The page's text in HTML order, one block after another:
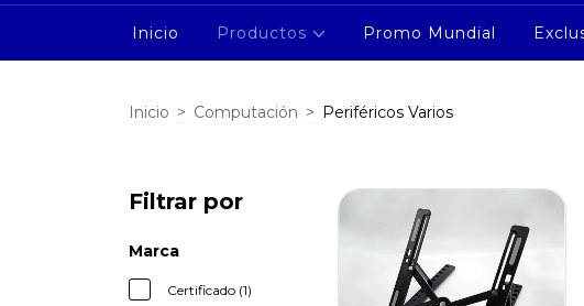
Inicio Productos Promo Mundial
Inicio > Computación > Periféricos Varios
Filtrar por
Marca
Certificado (1)